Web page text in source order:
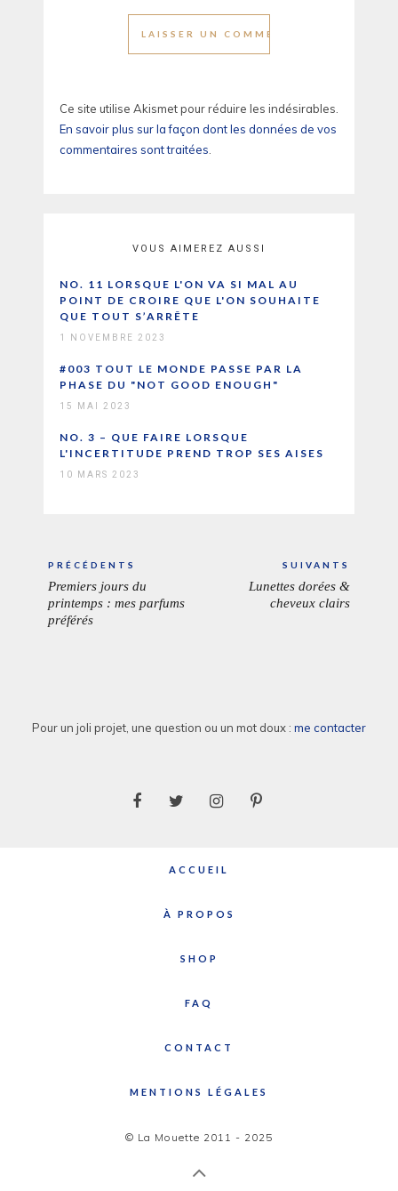
Ce site utilise Akismet pour réduire les indésirables.
En savoir plus sur la façon dont les données de vos
commentaires sont traitées.
VOUS AIMEREZ AUSSI
NO. 11 LORSQUE L'ON VA SI MAL AU
POINT DE CROIRE QUE L'ON SOUHAITE
QUE TOUT S’ARRÊTE
1 NOVEMBRE 2023
#003 TOUT LE MONDE PASSE PAR LA
PHASE DU "NOT GOOD ENOUGH"
15 MAI 2023
NO. 3 – QUE FAIRE LORSQUE
L'INCERTITUDE PREND TROP SES AISES
10 MARS 2023
l’article
PRÉCÉDENTS
ARTICLE
PRÉCÉDENT:
Premiers jours du
printemps : mes parfums
préférés
SUIVANTS
Lunettes dorées &
cheveux clairs
Pour un joli projet, une question ou un mot doux : me contacter
ACCUEIL
À PROPOS
SHOP
FAQ
CONTACT
MENTIONS LÉGALES
© La Mouette 2011 - 2025